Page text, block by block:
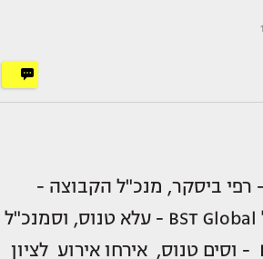
- יו"ר קבוצת BST - רפי ביסקר, מנכ"ל הקבוצה -
אליאס טנוס, מנכ"ל BST Global - עלא טנוס, וסמנכ"ל
נכסים בקבוצת BST - וסים טנוס, אירחו אירוע לציון